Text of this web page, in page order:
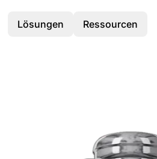
Lösungen Ressourcen